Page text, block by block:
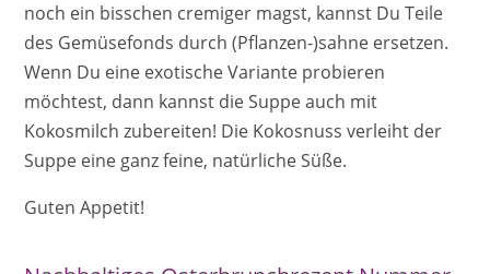
noch ein bisschen cremiger magst, kannst Du Teile
des Gemüsefonds durch (Pflanzen-)sahne ersetzen.
Wenn Du eine exotische Variante probieren
möchtest, dann kannst die Suppe auch mit
Kokosmilch zubereiten! Die Kokosnuss verleiht der
Suppe eine ganz feine, natürliche Süße.
Guten Appetit!